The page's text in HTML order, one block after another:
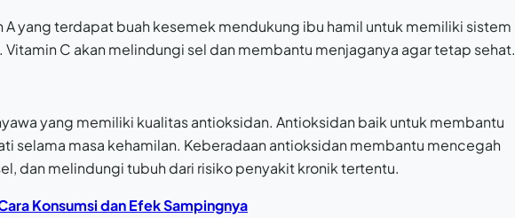
A yang terdapat buah kesemek mendukung ibu hamil untuk memiliki sistem
C akan melindungi sel dan membantu menjaganya agar tetap sehat.
yang memiliki kualitas antioksidan. Antioksidan baik untuk membantu
selama masa kehamilan. Keberadaan antioksidan membantu mencegah
dan melindungi tubuh dari risiko penyakit kronik tertentu.
Konsumsi dan Efek Sampingnya